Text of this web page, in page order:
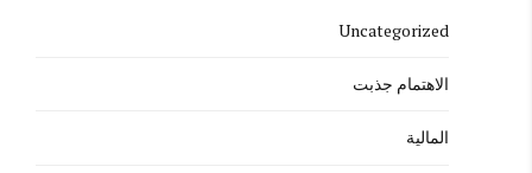
Uncategorized
الاهتمام جذبت
المالية